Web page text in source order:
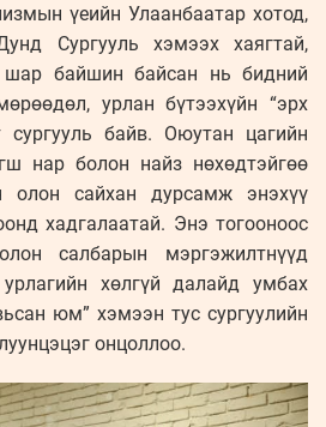
үеийн Улаанбаатар хотод,
Сургууль хэмээх хаягтай,
шар байшин байсан нь бидний
урлан бүтээхүйн “эрх
байв. Оюутан цагийн
нар болон найз нөхөдтэйгөө
олон сайхан дурсамж энэхүү
хадгалаатай. Энэ тогооноос
салбарын мэргэжилтнүүд
хөлгүй далайд умбах
юм” хэмээн тус сургуулийн
онцоллоо.